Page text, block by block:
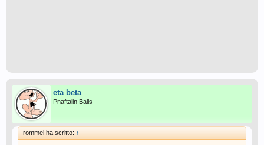
eta beta
Pnaftalin Balls
rommel ha scritto: ↑